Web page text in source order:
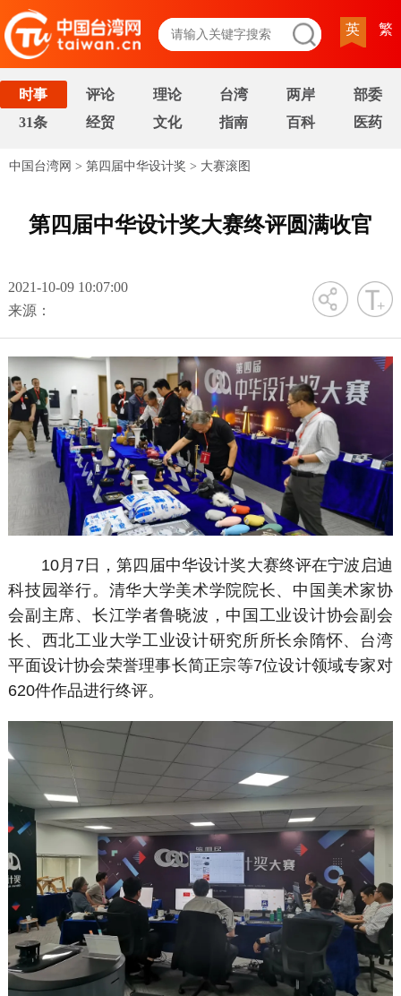
英 繁
时事 评论 理论 台湾 两岸
部委
31条
经贸 文化 指南 百科 医药
中国台湾网 > 第四届中华设计奖 > 大赛滚图
第四届中华设计奖大赛终评圆满收官
2021-10-09 10:07:00
来源：
字号
10月7日，第四届中华设计奖大赛终评在宁波启迪
科技园举行。清华大学美术学院院长、中国美术家协
会副主席、长江学者鲁晓波，中国工业设计协会副会
长、西北工业大学工业设计研究所所长余隋怀、台湾
平面设计协会荣誉理事长简正宗等7位设计领域专家对
620件作品进行终评。